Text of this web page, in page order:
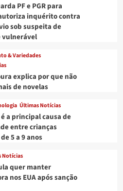
PF e PGR para
inquérito contra
sob suspeita de
vulnerável
& Variedades
explica por que não
de novelas
Últimas Notícias
a principal causa de
entre crianças
5 a 9 anos
Notícias
quer manter
nos EUA após sanção